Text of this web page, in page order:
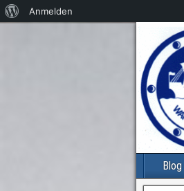
Blog
Anmelden